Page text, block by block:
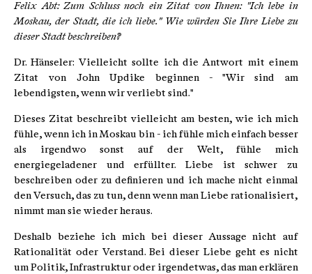
Felix Abt: Zum Schluss noch ein Zitat von Ihnen: "Ich lebe in
Moskau, der Stadt, die ich liebe." Wie würden Sie Ihre Liebe zu
dieser Stadt beschreiben?
Dr. Hänseler: Vielleicht sollte ich die Antwort mit einem
Zitat von John Updike beginnen - "Wir sind am
lebendigsten, wenn wir verliebt sind."
Dieses Zitat beschreibt vielleicht am besten, wie ich mich
fühle, wenn ich in Moskau bin - ich fühle mich einfach besser
als irgendwo sonst auf der Welt, fühle mich
energiegeladener und erfüllter. Liebe ist schwer zu
beschreiben oder zu definieren und ich mache nicht einmal
den Versuch, das zu tun, denn wenn man Liebe rationalisiert,
nimmt man sie wieder heraus.
Deshalb beziehe ich mich bei dieser Aussage nicht auf
Rationalität oder Verstand. Bei dieser Liebe geht es nicht
um Politik, Infrastruktur oder irgendetwas, das man erklären